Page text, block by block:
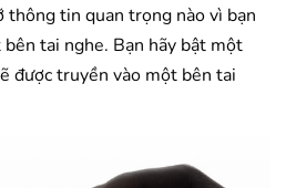
thông tin quan trọng nào vì bạn
tai nghe. Bạn hãy bật một
được truyền vào một bên tai